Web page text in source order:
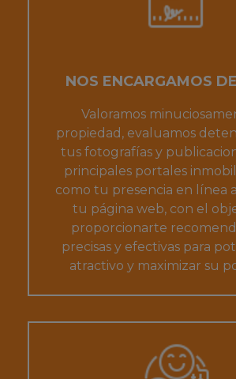
NOS ENCARGAMOS
Valoramos
propiedad, evaluamos
tus fotografías y
principales portales
como tu presencia en línea
tu página web, con el
proporcionarte
precisas y efectivas para
atractivo y maximizar su